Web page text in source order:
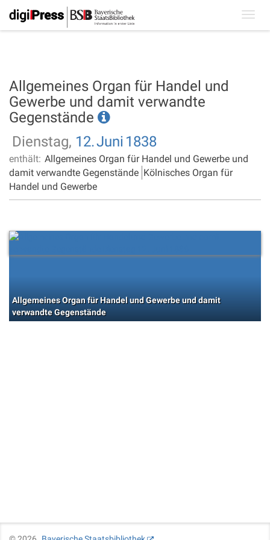
Allgemeines Organ für Handel und
Gewerbe und damit verwandte
Gegenstände
Dienstag, 12.Juni 1838
enthält: Allgemeines Organ für Handel und Gewerbe und
damit verwandte Gegenstände Kölnisches Organ für
Handel und Gewerbe
Allgemeines Organ für Handel und Gewerbe und damit
verwandte Gegenstände